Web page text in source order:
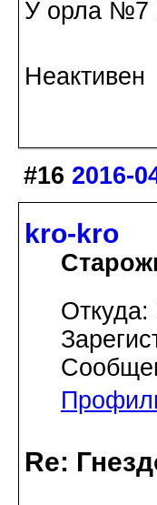
У орла №7
Неактивен
#16 2016-
kro-kro
Re: